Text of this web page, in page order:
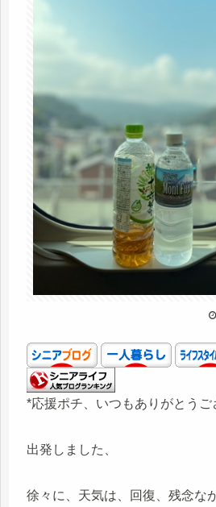
*応援ポチ、いつもありがとうご
出発しました、
徐々に、天気は、回復、残念な